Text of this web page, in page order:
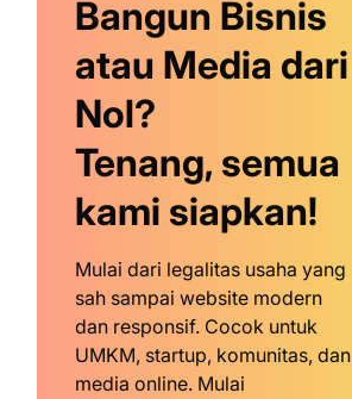
Bangun Bisnis
atau Media dari
Nol?
Tenang, semua
kami siapkan!
Mulai dari legalitas usaha yang
sah sampai website modern
dan responsif. Cocok untuk
UMKM, startup, komunitas, dan
media online. Mulai